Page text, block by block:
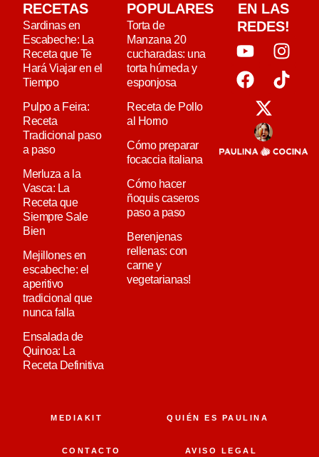
RECETAS
Sardinas en
Escabeche: La
Receta que Te
Hará Viajar en el
Tiempo
Pulpo a Feira:
Receta
Tradicional paso
a paso
Merluza a la
Vasca: La
Receta que
Siempre Sale
Bien
Mejillones en
escabeche: el
aperitivo
tradicional que
nunca falla
Ensalada de
Quinoa: La
Receta Definitiva
POPULARES
Torta de
Manzana 20
cucharadas: una
torta húmeda y
esponjosa
Receta de Pollo
al Horno
Cómo preparar
focaccia italiana
Cómo hacer
ñoquis caseros
paso a paso
Berenjenas
rellenas: con
carne y
vegetarianas!
EN LAS
REDES!
MEDIAKIT QUIÉN ES PAULINA
CONTACTO AVISO LEGAL